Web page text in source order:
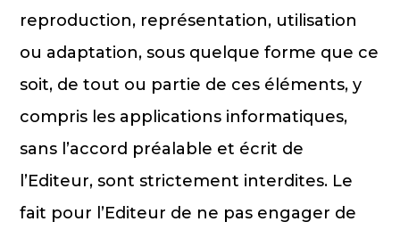
reproduction, représentation, utilisation
ou adaptation, sous quelque forme que ce
soit, de tout ou partie de ces éléments, y
compris les applications informatiques,
sans l’accord préalable et écrit de
l’Editeur, sont strictement interdites. Le
fait pour l’Editeur de ne pas engager de